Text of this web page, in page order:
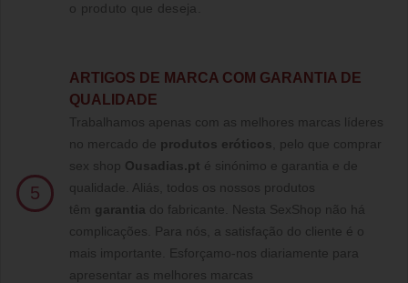
o produto que deseja.
5
ARTIGOS DE MARCA COM GARANTIA DE
QUALIDADE
Trabalhamos apenas com as melhores marcas líderes
no mercado de produtos eróticos , pelo que comprar
sex shop Ousadias.pt é sinónimo e garantia e de
qualidade. Aliás, todos os nossos produtos
têm garantia do fabricante. Nesta SexShop não há
complicações. Para nós, a satisfação do cliente é o
mais importante. Esforçamo-nos diariamente para
apresentar as melhores marcas